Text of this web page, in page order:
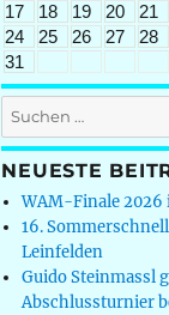
17
18 19 20 21
24
25 26 27 28
31
Suchen
nach:
NEUESTE
WAM-Finale 2026
16.
Leinfelden
Guido Steinmassl
Abschlussturnier